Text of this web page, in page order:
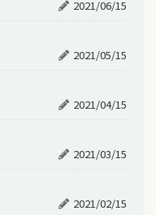
2021/06/15
2021/05/15
2021/04/15
2021/03/15
2021/02/15